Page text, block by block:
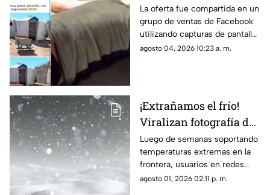
Publicación en redes
desata diversas
opiniones en Ciudad
Juárez
La oferta fue compartida en un
grupo de ventas de Facebook
utilizando capturas de pantalla
tomadas del canal Unique
agosto 04, 2026 10:23 a. m.
¡Extrañamos el frío!
Viralizan fotografía del
Cerro de la Biblia con
nieve tras días con más
de 40 grados en Juárez
Luego de semanas soportando
temperaturas extremas en la
frontera, usuarios en redes
sociales añoran las nevadas de
agosto 01, 2026 02:11 p. m.